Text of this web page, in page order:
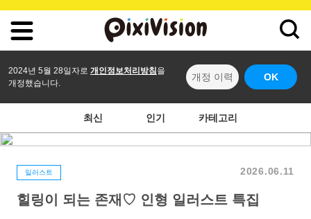
2024년 5월 28일자로 개인정보처리방침 을
개정했습니다.
개정 이력 OK
최신 인기 카테고리
일러스트 2026.06.11
힐링이 되는 존재♡ 인형 일러스트 특집